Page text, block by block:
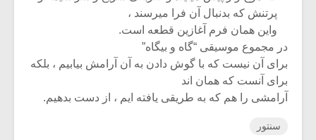
پرتنش که بدنبال آن فرا میرسند ،
واین همان فرم آغازین قطعه است.
در مجموع موسیقی “گاه و بیگاه”
برای آن نیست که با گوش دادن به آن آرامش بیابیم ، بلکه
برای آنست که همان اند
آرامشی را هم که به طریقی یافته ایم ، از دست بدهیم.
سنتور